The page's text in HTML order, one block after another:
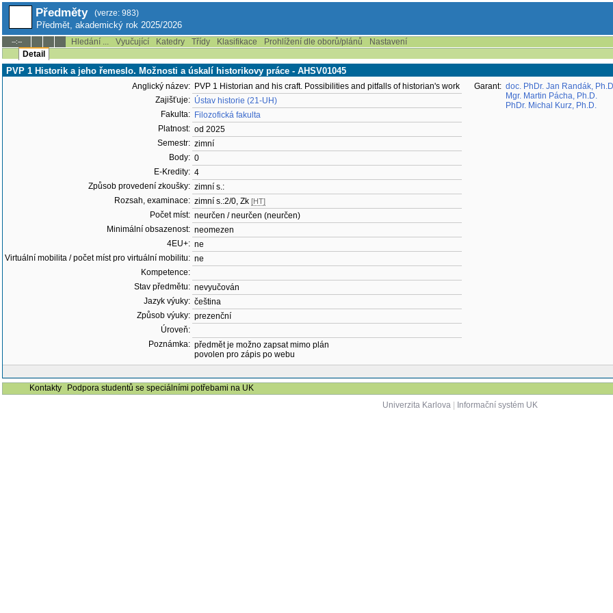
Předměty (verze: 983)
Předmět, akademický rok 2025/2026
--:-- Hledání ... Vyučující Katedry Třídy Klasifikace Prohlížení dle oborů/plánů
Nastavení
Detail
PVP 1 Historik a jeho řemeslo. Možnosti a úskalí historikovy práce - AHSV01045
Anglický název: PVP 1 Historian and his craft. Possibilities and pitfalls of historian's work
Zajišťuje: Ústav historie (21-UH)
Fakulta: Filozofická fakulta
Platnost: od 2025
Semestr: zimní
Body: 0
E-Kredity: 4
Způsob provedení zkoušky: zimní s.:
Rozsah, examinace: zimní s.:2/0, Zk [HT]
Počet míst: neurčen / neurčen (neurčen)
Minimální obsazenost: neomezen
4EU+: ne
Virtuální mobilita / počet míst pro virtuální mobilitu: ne
Kompetence:
Stav předmětu: nevyučován
Jazyk výuky: čeština
Způsob výuky: prezenční
Úroveň:
Poznámka: předmět je možno zapsat mimo plán
povolen pro zápis po webu
Garant: doc. PhDr. Jan Randák,
Mgr. Martin Pácha, Ph.D.
PhDr. Michal Kurz, Ph.D.
Kontakty
Podpora studentů se speciálními potřebami na UK
Univerzita Karlova| Informační systém UK